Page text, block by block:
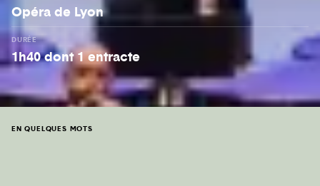
Opéra de Lyon
DURÉE
1h40 dont 1 entracte
EN QUELQUES MOTS